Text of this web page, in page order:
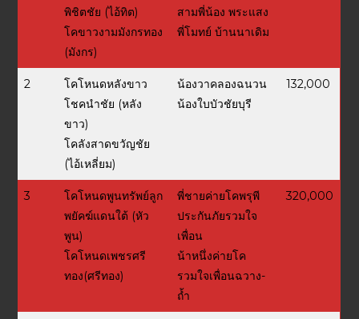
พิชิตชัย (ไอ้ทิต)
โคขาวงามมังกรทอง
(มังกร)
สามพี่น้อง พระแสง
พี่โมทย์ บ้านนาเดิม
2
โคโหนดหลังขาว
โชคนำชัย (หลัง
ขาว)
โคลังสาดขวัญชัย
(ไอ้เหลี่ยม)
น้องวาคลองฉนวน
น้องใบบัวชัยบุรี
132,000
3
โคโหนดพูนทรัพย์ลูก
พยัคฆ์แดนใต้ (หัว
พูน)
โคโหนดเพชรศรี
ทอง(ศรีทอง)
พี่ชายค่ายโคพรุพี
ประกันภัยรวมใจ
เพื่อน
น้าหนึ่งค่ายโค
รวมใจเพื่อนฉวาง-
ถ้ำ
320,000